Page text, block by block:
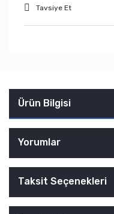
Tavsiye Et
Ürün Bilgisi
Yorumlar
Taksit Seçenekleri